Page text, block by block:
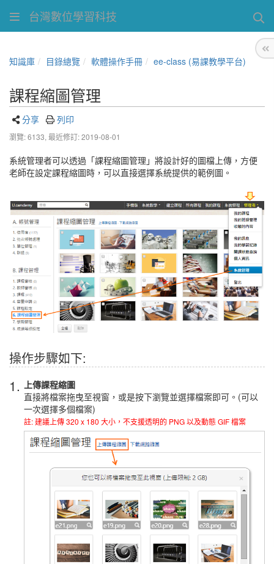
台灣數位學習科技
知識庫 目錄總覽 軟體操作手冊 ee-class (易課教學平台)
課程縮圖管理
分享 列印
瀏覽: 6133, 最近修訂: 2019-08-01
系統管理者可以透過「課程縮圖管理」將設計好的圖檔上傳，方便
老師在設定課程縮圖時，可以直接選擇系統提供的範例圖。
操作步驟如下:
1.
上傳課程縮圖
直接將檔案拖曳至視窗，或是按下瀏覽並選擇檔案即可。(可以
一次選擇多個檔案)
註: 建議上傳 320 x 180 大小，不支援透明的 PNG 以及動態 GIF 檔案